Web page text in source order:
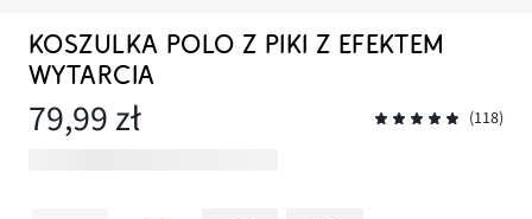
KOSZULKA POLO Z PIKI Z EFEKTEM
WYTARCIA
79,99 zł (118)